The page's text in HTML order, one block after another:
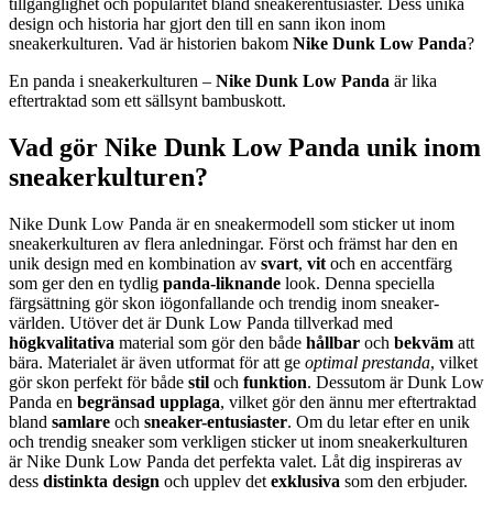
tillgänglighet och popularitet bland sneakerentusiaster. Dess unika
design och historia har gjort den till en sann ikon inom
sneakerkulturen. Vad är historien bakom Nike Dunk Low Panda?
En panda i sneakerkulturen – Nike Dunk Low Panda är lika
eftertraktad som ett sällsynt bambuskott.
Vad gör Nike Dunk Low Panda unik inom
sneakerkulturen?
Nike Dunk Low Panda är en sneakermodell som sticker ut inom
sneakerkulturen av flera anledningar. Först och främst har den en
unik design med en kombination av svart, vit och en accentfärg
som ger den en tydlig panda-liknande look. Denna speciella
färgsättning gör skon iögonfallande och trendig inom sneaker-
världen. Utöver det är Dunk Low Panda tillverkad med
högkvalitativa material som gör den både hållbar och bekväm att
bära. Materialet är även utformat för att ge optimal prestanda, vilket
gör skon perfekt för både stil och funktion. Dessutom är Dunk Low
Panda en begränsad upplaga, vilket gör den ännu mer eftertraktad
bland samlare och sneaker-entusiaster. Om du letar efter en unik
och trendig sneaker som verkligen sticker ut inom sneakerkulturen
är Nike Dunk Low Panda det perfekta valet. Låt dig inspireras av
dess distinkta design och upplev det exklusiva som den erbjuder.